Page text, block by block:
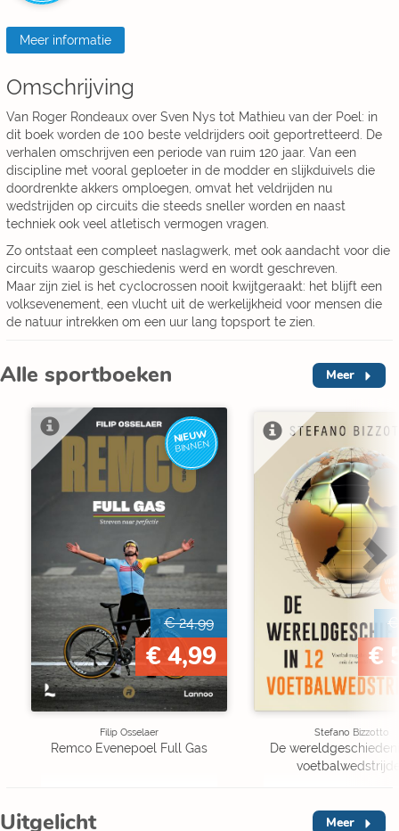
Meer informatie
Omschrijving
Van Roger Rondeaux over Sven Nys tot Mathieu van der Poel: in
dit boek worden de 100 beste veldrijders ooit geportretteerd. De
verhalen omschrijven een periode van ruim 120 jaar. Van een
discipline met vooral geploeter in de modder en slijkduivels die
doordrenkte akkers omploegen, omvat het veldrijden nu
wedstrijden op circuits die steeds sneller worden en naast
techniek ook veel atletisch vermogen vragen.
Zo ontstaat een compleet naslagwerk, met ook aandacht voor die
circuits waarop geschiedenis werd en wordt geschreven.
Maar zijn ziel is het cyclocrossen nooit kwijtgeraakt: het blijft een
volksevenement, een vlucht uit de werkelijkheid voor mensen die
de natuur intrekken om een uur lang topsport te zien.
Alle sportboeken Meer
NIEUW
BINNEN
€ 24,99
€ 4,99
Filip Osselaer
Remco Evenepoel Full Gas
€
€
Stefano Bizzotto
De
Uitgelicht Meer